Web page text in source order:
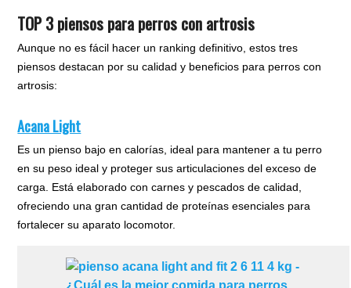
TOP 3 piensos para perros con artrosis
Aunque no es fácil hacer un ranking definitivo, estos tres
piensos destacan por su calidad y beneficios para perros con
artrosis:
Acana Light
Es un pienso bajo en calorías, ideal para mantener a tu perro
en su peso ideal y proteger sus articulaciones del exceso de
carga. Está elaborado con carnes y pescados de calidad,
ofreciendo una gran cantidad de proteínas esenciales para
fortalecer su aparato locomotor.